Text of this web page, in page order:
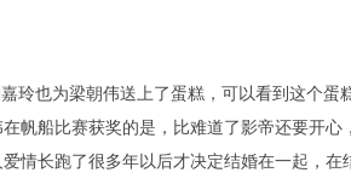
也为梁朝伟送上了蛋糕，可以看到这个
帆船比赛获奖的是，比难道了影帝还要开
情长跑了很多年以后才决定结婚在一起，